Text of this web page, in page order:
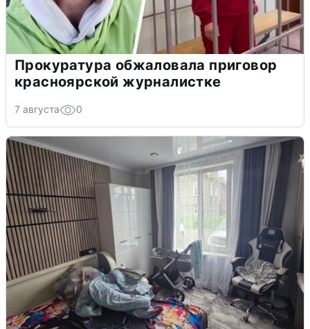
Прокуратура обжаловала приговор
красноярской журналистке
7 августа 0